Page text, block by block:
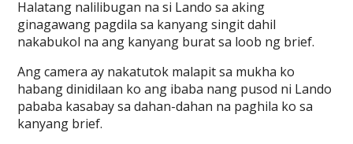
Halatang nalilibugan na si Lando sa aking
ginagawang pagdila sa kanyang singit dahil
nakabukol na ang kanyang burat sa loob ng brief.
Ang camera ay nakatutok malapit sa mukha ko
habang dinidilaan ko ang ibaba nang pusod ni Lando
pababa kasabay sa dahan-dahan na paghila ko sa
kanyang brief.